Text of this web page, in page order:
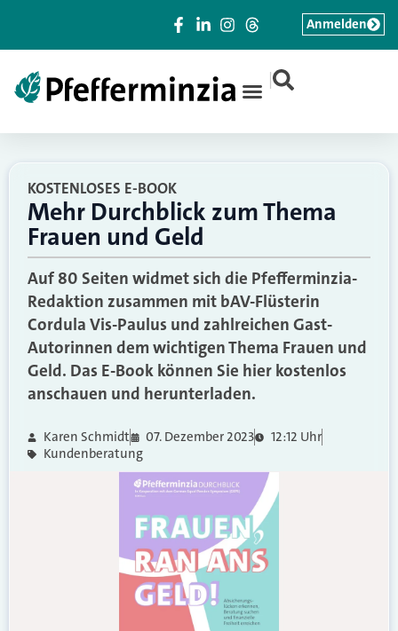
|
Anmelden
KOSTENLOSES E-BOOK
Mehr Durchblick zum Thema
Frauen und Geld
Auf 80 Seiten widmet sich die Pfefferminzia-
Redaktion zusammen mit bAV-Flüsterin
Cordula Vis-Paulus und zahlreichen Gast-
Autorinnen dem wichtigen Thema Frauen und
Geld. Das E-Book können Sie hier kostenlos
anschauen und herunterladen.
Karen Schmidt 07. Dezember 2023
12:12 Uhr
Kundenberatung